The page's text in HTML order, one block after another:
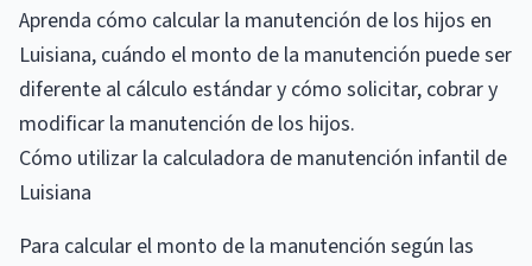
Aprenda cómo calcular la manutención de los hijos en
Luisiana, cuándo el monto de la manutención puede ser
diferente al cálculo estándar y cómo solicitar, cobrar y
modificar la manutención de los hijos.
Cómo utilizar la calculadora de manutención infantil de
Luisiana
Para calcular el monto de la manutención según las